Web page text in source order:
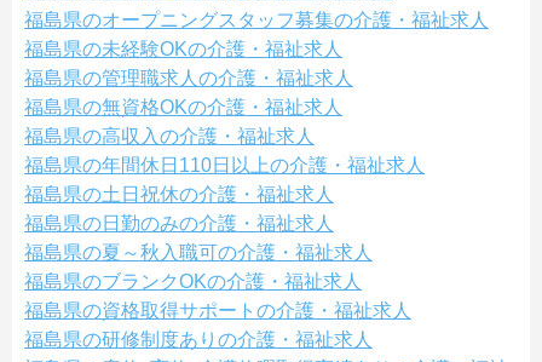
福島県のオープニングスタッフ募集の介護・福祉求人
福島県の未経験OKの介護・福祉求人
福島県の管理職求人の介護・福祉求人
福島県の無資格OKの介護・福祉求人
福島県の高収入の介護・福祉求人
福島県の年間休日110日以上の介護・福祉求人
福島県の土日祝休の介護・福祉求人
福島県の日勤のみの介護・福祉求人
福島県の夏～秋入職可の介護・福祉求人
福島県のブランクOKの介護・福祉求人
福島県の資格取得サポートの介護・福祉求人
福島県の研修制度ありの介護・福祉求人